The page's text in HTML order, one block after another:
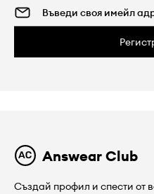
Answear Club
Създай профил и спести от